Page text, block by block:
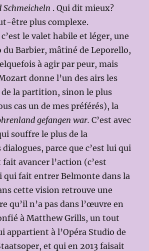
. Qui dit mieux?
être plus complexe.
le valet habile et léger, une
du Barbier, mâtiné de Leporello,
à agir par peur, mais
donne l’un des airs les
la partition, sinon le plus
cas un de mes préférés), la
gefangen war.C’est avec
souffre le plus de la
parce que c’est lui qui
avancer l’action (c’est
fait entrer Belmonte dans la
cette vision retrouve une
qu’il n’a pas dans l’œuvre en
à Matthew Grills, un tout
appartient à l’Opéra Studio de
et qui en 2013 faisait